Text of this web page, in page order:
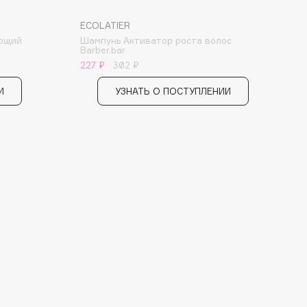
ECOLATIER
Шампунь Активатор роста волос
Barber.bar
227 ₽
302 ₽
УЗНАТЬ О ПОСТУПЛЕНИИ